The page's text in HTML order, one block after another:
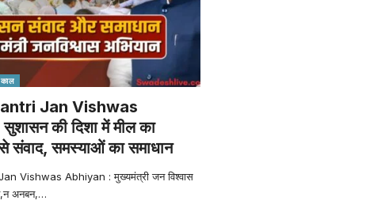
Jan Vishwas
की दिशा में मील का
संवाद, समस्याओं का समाधान
Vishwas Abhiyan : मुख्यमंत्री जन विश्वास
अनबन,…